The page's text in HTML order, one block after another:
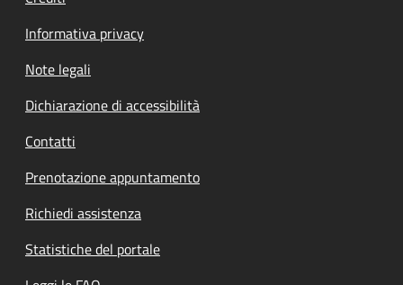
Informativa privacy
Note legali
Dichiarazione di accessibilità
Contatti
Prenotazione appuntamento
Richiedi assistenza
Statistiche del portale